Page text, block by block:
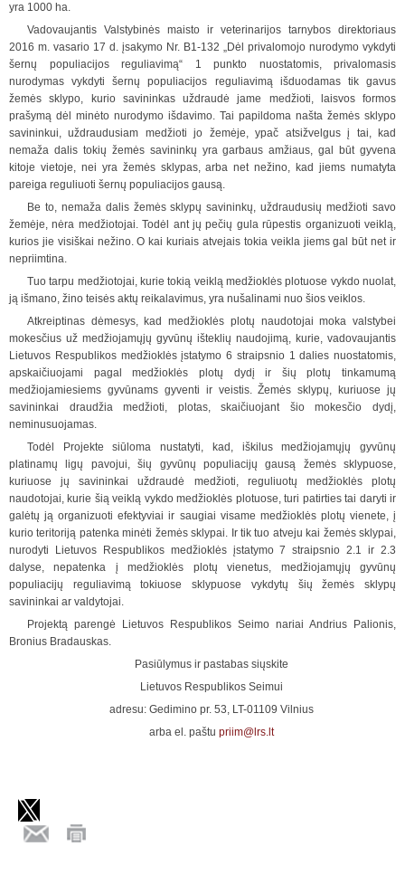
yra 1000 ha.
Vadovaujantis Valstybinės maisto ir veterinarijos tarnybos direktoriaus
2016 m. vasario 17 d. įsakymo Nr. B1-132 „Dėl privalomojo nurodymo vykdyti
šernų populiacijos reguliavimą“ 1 punkto nuostatomis, privalomasis
nurodymas vykdyti šernų populiacijos reguliavimą išduodamas tik gavus
žemės sklypo, kurio savininkas uždraudė jame medžioti, laisvos formos
prašymą dėl minėto nurodymo išdavimo. Tai papildoma našta žemės sklypo
savininkui, uždraudusiam medžioti jo žemėje, ypač atsižvelgus į tai, kad
nemaža dalis tokių žemės savininkų yra garbaus amžiaus, gal būt gyvena
kitoje vietoje, nei yra žemės sklypas, arba net nežino, kad jiems numatyta
pareiga reguliuoti šernų populiacijos gausą.
Be to, nemaža dalis žemės sklypų savininkų, uždraudusių medžioti savo
žemėje, nėra medžiotojai. Todėl ant jų pečių gula rūpestis organizuoti veiklą,
kurios jie visiškai nežino. O kai kuriais atvejais tokia veikla jiems gal būt net ir
nepriimtina.
Tuo tarpu medžiotojai, kurie tokią veiklą medžioklės plotuose vykdo nuolat,
ją išmano, žino teisės aktų reikalavimus, yra nušalinami nuo šios veiklos.
Atkreiptinas dėmesys, kad medžioklės plotų naudotojai moka valstybei
mokesčius už medžiojamųjų gyvūnų išteklių naudojimą, kurie, vadovaujantis
Lietuvos Respublikos medžioklės įstatymo 6 straipsnio 1 dalies nuostatomis,
apskaičiuojami pagal medžioklės plotų dydį ir šių plotų tinkamumą
medžiojamiesiems gyvūnams gyventi ir veistis. Žemės sklypų, kuriuose jų
savininkai draudžia medžioti, plotas, skaičiuojant šio mokesčio dydį,
neminusuojamas.
Todėl Projekte siūloma nustatyti, kad, iškilus medžiojamųjų gyvūnų
platinamų ligų pavojui, šių gyvūnų populiacijų gausą žemės sklypuose,
kuriuose jų savininkai uždraudė medžioti, reguliuotų medžioklės plotų
naudotojai, kurie šią veiklą vykdo medžioklės plotuose, turi patirties tai daryti ir
galėtų ją organizuoti efektyviai ir saugiai visame medžioklės plotų vienete, į
kurio teritoriją patenka minėti žemės sklypai. Ir tik tuo atveju kai žemės sklypai,
nurodyti Lietuvos Respublikos medžioklės įstatymo 7 straipsnio 2.1 ir 2.3
dalyse, nepatenka į medžioklės plotų vienetus, medžiojamųjų gyvūnų
populiacijų reguliavimą tokiuose sklypuose vykdytų šių žemės sklypų
savininkai ar valdytojai.
Projektą parengė Lietuvos Respublikos Seimo nariai Andrius Palionis,
Bronius Bradauskas.
Pasiūlymus ir pastabas siųskite
Lietuvos Respublikos Seimui
adresu: Gedimino pr. 53, LT-01109 Vilnius
arba el. paštu priim@lrs.lt